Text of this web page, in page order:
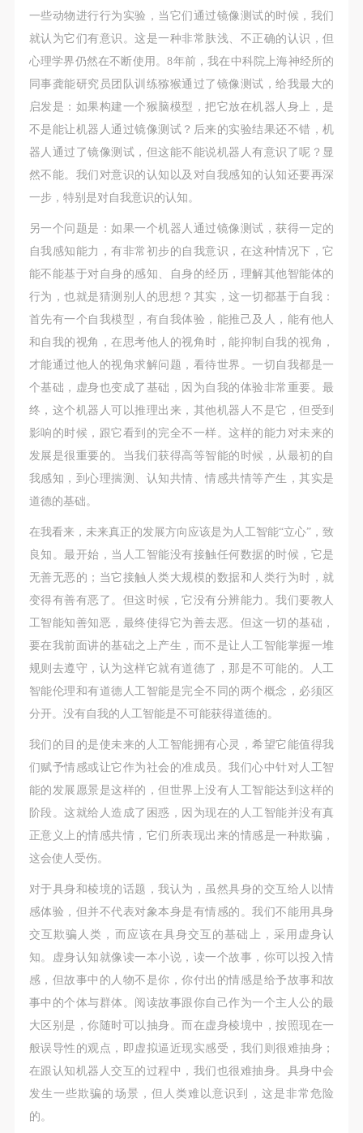
一些动物进行行为实验，当它们通过镜像测试的时候，我们
就认为它们有意识。这是一种非常肤浅、不正确的认识，但
心理学界仍然在不断使用。8年前，我在中科院上海神经所的
同事龚能研究员团队训练猕猴通过了镜像测试，给我最大的
启发是：如果构建一个猴脑模型，把它放在机器人身上，是
不是能让机器人通过镜像测试？后来的实验结果还不错，机
器人通过了镜像测试，但这能不能说机器人有意识了呢？显
然不能。我们对意识的认知以及对自我感知的认知还要再深
一步，特别是对自我意识的认知。
另一个问题是：如果一个机器人通过镜像测试，获得一定的
自我感知能力，有非常初步的自我意识，在这种情况下，它
能不能基于对自身的感知、自身的经历，理解其他智能体的
行为，也就是猜测别人的思想？其实，这一切都基于自我：
首先有一个自我模型，有自我体验，能推己及人，能有他人
和自我的视角，在思考他人的视角时，能抑制自我的视角，
才能通过他人的视角求解问题，看待世界。一切自我都是一
个基础，虚身也变成了基础，因为自我的体验非常重要。最
终，这个机器人可以推理出来，其他机器人不是它，但受到
影响的时候，跟它看到的完全不一样。这样的能力对未来的
发展是很重要的。当我们获得高等智能的时候，从最初的自
我感知，到心理揣测、认知共情、情感共情等产生，其实是
道德的基础。
在我看来，未来真正的发展方向应该是为人工智能“立心”，致
良知。最开始，当人工智能没有接触任何数据的时候，它是
无善无恶的；当它接触人类大规模的数据和人类行为时，就
变得有善有恶了。但这时候，它没有分辨能力。我们要教人
工智能知善知恶，最终使得它为善去恶。但这一切的基础，
要在我前面讲的基础之上产生，而不是让人工智能掌握一堆
规则去遵守，认为这样它就有道德了，那是不可能的。人工
智能伦理和有道德人工智能是完全不同的两个概念，必须区
分开。没有自我的人工智能是不可能获得道德的。
我们的目的是使未来的人工智能拥有心灵，希望它能值得我
们赋予情感或让它作为社会的准成员。我们心中针对人工智
能的发展愿景是这样的，但世界上没有人工智能达到这样的
阶段。这就给人造成了困惑，因为现在的人工智能并没有真
正意义上的情感共情，它们所表现出来的情感是一种欺骗，
这会使人受伤。
对于具身和棱境的话题，我认为，虽然具身的交互给人以情
感体验，但并不代表对象本身是有情感的。我们不能用具身
交互欺骗人类，而应该在具身交互的基础上，采用虚身认
知。虚身认知就像读一本小说，读一个故事，你可以投入情
感，但故事中的人物不是你，你付出的情感是给予故事和故
事中的个体与群体。阅读故事跟你自己作为一个主人公的最
大区别是，你随时可以抽身。而在虚身棱境中，按照现在一
般误导性的观点，即虚拟逼近现实感受，我们则很难抽身；
在跟认知机器人交互的过程中，我们也很难抽身。具身中会
发生一些欺骗的场景，但人类难以意识到，这是非常危险
的。
快捷登录 帐号密码登录
手机号码
发送验证码